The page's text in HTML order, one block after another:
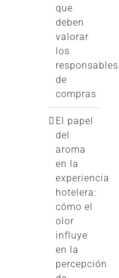
que
deben
valorar
los
responsables
de
compras
El papel
del
aroma
en la
experiencia
hotelera:
cómo el
olor
influye
en la
percepción